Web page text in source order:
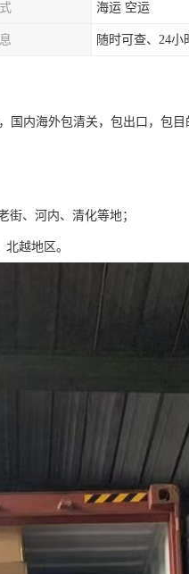
海运 空运
随时可查、24小
内海外包清关，包出口，包目
、河内、清化等地；
越地区。